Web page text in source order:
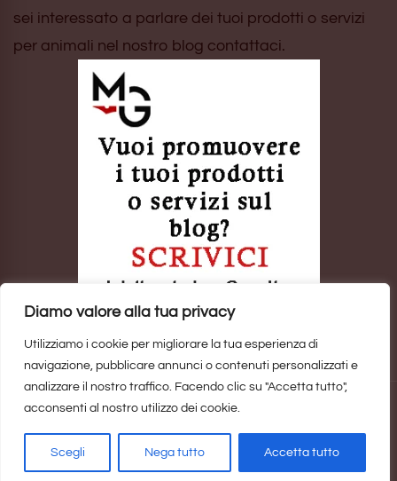
Diamo valore alla tua privacy
Utilizziamo i cookie per migliorare la tua esperienza di
navigazione, pubblicare annunci o contenuti personalizzati e
analizzare il nostro traffico. Facendo clic su "Accetta tutto",
acconsenti al nostro utilizzo dei cookie.
Scegli Nega tutto Accetta tutto
sei interessato a parlare dei tuoi prodotti o servizi
per animali nel nostro blog contattaci.
Sito realizzato daMarina Galatioto. ©2025 Tutti i Diritti Riservati -
Privacy Policy
Privacy Policy Copyright, Privacy & Cookies Policy